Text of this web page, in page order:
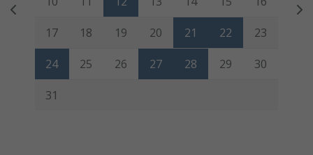
17 18 19 20 21 22 23
24 25 26 27 28 29 30
31